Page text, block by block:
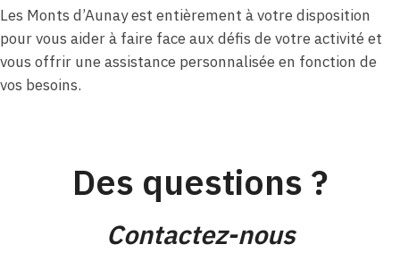
Les Monts d’Aunay est entièrement à votre disposition
pour vous aider à faire face aux défis de votre activité et
vous offrir une assistance personnalisée en fonction de
vos besoins.
Des questions ?
Contactez-nous